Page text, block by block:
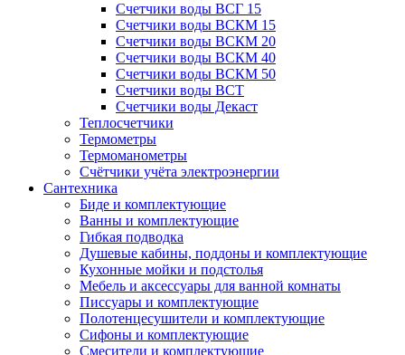
Счетчики воды ВСГ 15
Счетчики воды ВСКМ 15
Счетчики воды ВСКМ 20
Счетчики воды ВСКМ 40
Счетчики воды ВСКМ 50
Счетчики воды ВСТ
Счетчики воды Декаст
Теплосчетчики
Термометры
Термоманометры
Счётчики учёта электроэнергии
Сантехника
Биде и комплектующие
Ванны и комплектующие
Гибкая подводка
Душевые кабины, поддоны и комплектующие
Кухонные мойки и подстолья
Мебель и аксессуары для ванной комнаты
Писсуары и комплектующие
Полотенцесушители и комплектующие
Сифоны и комплектующие
Смесители и комплектующие